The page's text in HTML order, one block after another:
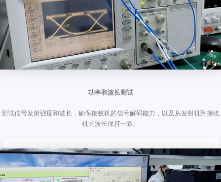
功率和波长测试
测试信号发射强度和波长，确保接收机的信号解码能力，以及从发射机到接收
机的波长保持一致。